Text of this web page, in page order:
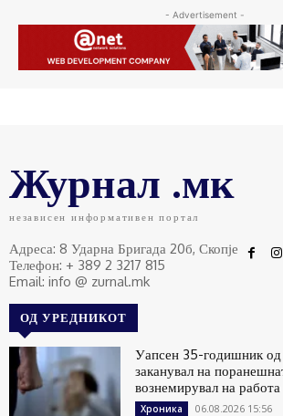
- Advertisement -
Журнал .мк
независен информативен портал
Адреса: 8 Ударна Бригада 20б, Скопје
Телефон: + 389 2 3217 815
Email: info @ zurnal.mk
ОД УРЕДНИКОТ
Уапсен 35-годишник од
заканувал на
вознемирувал на работа
Хроника 06.08.2026 15:56